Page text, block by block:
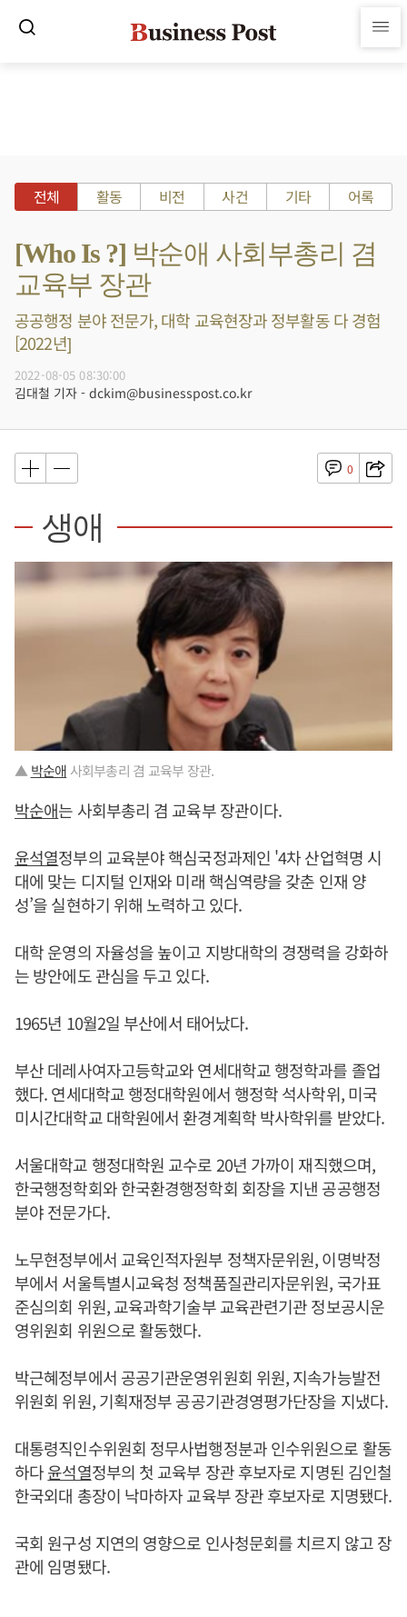
전체 활동 비전 사건 기타 어록
[Who Is ?] 박순애 사회부총리 겸
교육부 장관
공공행정 분야 전문가, 대학 교육현장과 정부활동 다 경험
[2022년]
2022-08-05 08:30:00
김대철 기자 - dckim@businesspost.co.kr
0
생애
▲ 박순애 사회부총리 겸 교육부 장관.
박순애는 사회부총리 겸 교육부 장관이다.
윤석열정부의 교육분야 핵심국정과제인 '4차 산업혁명 시
대에 맞는 디지털 인재와 미래 핵심역량을 갖춘 인재 양
성’을 실현하기 위해 노력하고 있다.
대학 운영의 자율성을 높이고 지방대학의 경쟁력을 강화하
는 방안에도 관심을 두고 있다.
1965년 10월2일 부산에서 태어났다.
부산 데레사여자고등학교와 연세대학교 행정학과를 졸업
했다. 연세대학교 행정대학원에서 행정학 석사학위, 미국
미시간대학교 대학원에서 환경계획학 박사학위를 받았다.
서울대학교 행정대학원 교수로 20년 가까이 재직했으며,
한국행정학회와 한국환경행정학회 회장을 지낸 공공행정
분야 전문가다.
노무현정부에서 교육인적자원부 정책자문위원, 이명박정
부에서 서울특별시교육청 정책품질관리자문위원, 국가표
준심의회 위원, 교육과학기술부 교육관련기관 정보공시운
영위원회 위원으로 활동했다.
박근혜정부에서 공공기관운영위원회 위원, 지속가능발전
위원회 위원, 기획재정부 공공기관경영평가단장을 지냈다.
대통령직인수위원회 정무사법행정분과 인수위원으로 활동
하다윤석열정부의 첫 교육부 장관 후보자로 지명된 김인철
한국외대 총장이 낙마하자 교육부 장관 후보자로 지명됐다.
국회 원구성 지연의 영향으로 인사청문회를 치르지 않고 장
관에 임명됐다.